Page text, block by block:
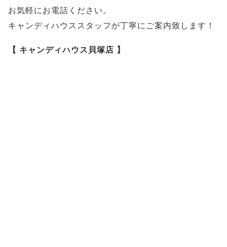
お気軽にお電話ください。
キャンディハウススタッフが丁寧にご案内致します！
【 キャンディハウス貝塚店 】